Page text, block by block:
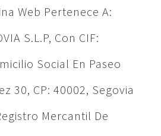
Web Pertenece A:
S.L.P, Con CIF:
Social En Paseo
30, CP: 40002, Segovia
Mercantil De